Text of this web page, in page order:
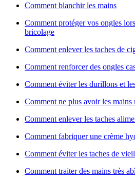
Comment blanchir les mains
Comment protéger vos ongles
bricolage
Comment enlever les taches de
Comment renforcer des ongles
Comment éviter les durillons et
Comment ne plus avoir les mains
Comment enlever les taches
Comment fabriquer une crème
Comment éviter les taches de
Comment traiter des mains très